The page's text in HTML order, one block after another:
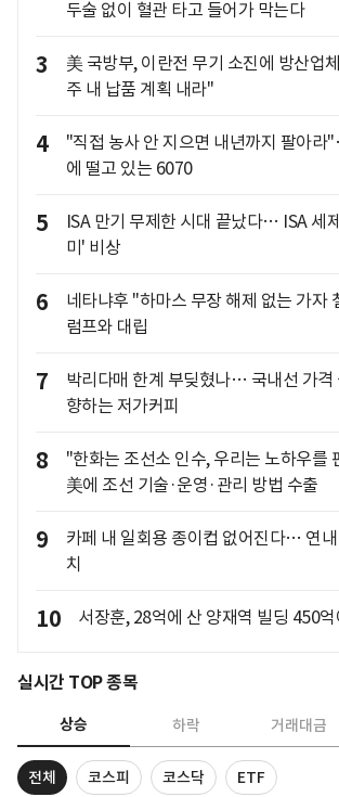
두술 없이 혈관 타고 들어가 막는다
3
美 국방부, 이란전 무기 소진에 방산업
주 내 납품 계획 내라"
4
"직접 농사 안 지으면 내년까지 팔아
에 떨고 있는 6070
5
ISA 만기 무제한 시대 끝났다… ISA 세
미' 비상
6
네타냐후 "하마스 무장 해제 없는 가
럼프와 대립
7
박리다매 한계 부딪혔나… 국내선 가격
향하는 저가커피
8
"한화는 조선소 인수, 우리는 노하우
美에 조선 기술·운영·관리 방법 수출
9
카페 내 일회용 종이컵 없어진다… 연
치
10 서장훈, 28억에 산 양재역 빌딩 450
실시간 TOP 종목
상승 하락 거래대금
전체 코스피 코스닥 ETF